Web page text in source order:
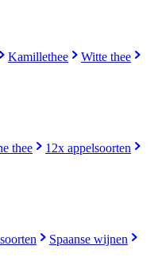
Kamillethee
Witte thee
thee
12x appelsoorten
Spaanse wijnen